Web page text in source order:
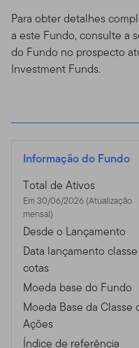
Para obter detalhes
a este Fundo, consulte a
do Fundo no prospecto
Investment Funds.
Informação do Fundo
Total de Ativos
Em 30/06/2026 (Atualização
mensal)
Desde o Lançamento
Data lançamento
cotas
Moeda base do Fundo
Moeda Base da Classe
Ações
Índice de referência